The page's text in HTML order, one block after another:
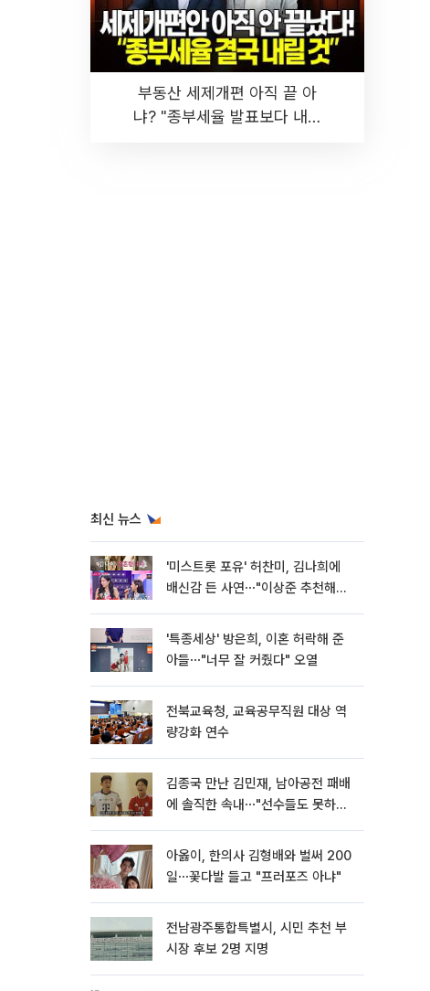
부동산 세제개편 아직 끝 아
냐? "종부세율 발표보다 내릴
최신 뉴스
'미스트롯 포유' 허찬미, 김나희에
배신감 든 사연⋯"이상준 추천해주
'특종세상' 방은희, 이혼 허락해 준
아들⋯"너무 잘 커줬다" 오열
전북교육청, 교육공무직원 대상 역
량강화 연수
김종국 만난 김민재, 남아공전 패배
에 솔직한 속내⋯"선수들도 못하긴
아옳이, 한의사 김형배와 벌써 200
일⋯꽃다발 들고 "프러포즈 아냐"
전남광주통합특별시, 시민 추천 부
시장 후보 2명 지명